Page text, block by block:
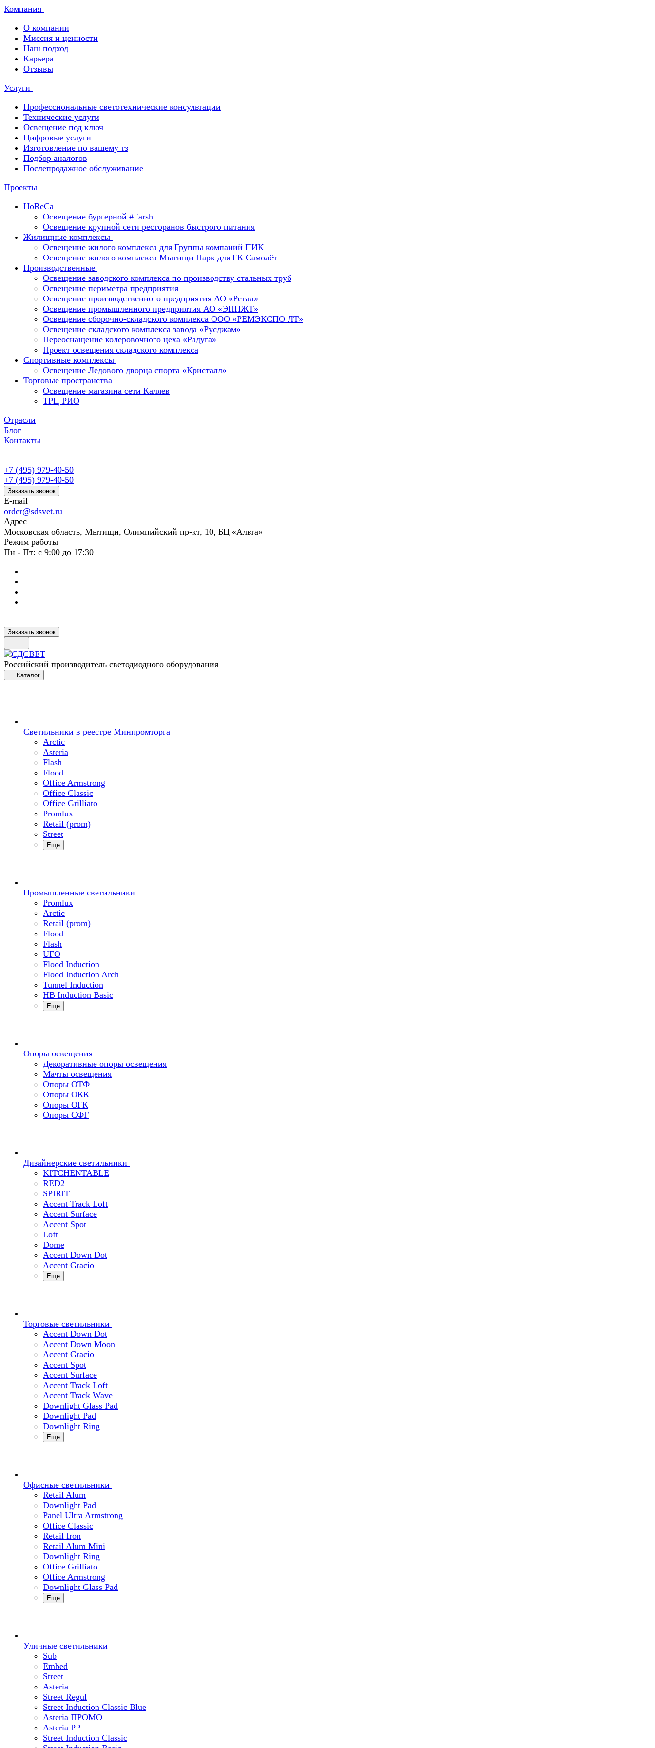
Компания
О компании
Миссия и ценности
Наш подход
Карьера
Отзывы
Услуги
Профессиональные светотехнические консультации
Технические услуги
Освещение под ключ
Цифровые услуги
Изготовление по вашему тз
Подбор аналогов
Послепродажное обслуживание
Проекты
HoReCa
Освещение бургерной #Farsh
Освещение крупной сети ресторанов быстрого питания
Жилищные комплексы
Освещение жилого комплекса для Группы компаний ПИК
Освещение жилого комплекса Мытищи Парк для ГК Самолёт
Производственные
Освещение заводского комплекса по производству стальных труб
Освещение периметра предприятия
Освещение производственного предприятия АО «Ретал»
Освещение промышленного предприятия АО «ЭППЖТ»
Освещение сборочно-складского комплекса ООО «РЕМЭКСПО ЛТ»
Освещение складского комплекса завода «Русджам»
Переоснащение колеровочного цеха «Радуга»
Проект освещения складского комплекса
Спортивные комплексы
Освещение Ледового дворца спорта «Кристалл»
Торговые пространства
Освещение магазина сети Каляев
ТРЦ РИО
Отрасли
Блог
Контакты
+7 (495) 979-40-50
+7 (495) 979-40-50
Заказать звонок
E-mail
order@sdsvet.ru
Адрес
Московская область, Мытищи, Олимпийский пр-кт, 10, БЦ «Альта»
Режим работы
Пн - Пт: с 9:00 до 17:30
Заказать звонок
Российский производитель светодиодного оборудования
Каталог
Светильники в реестре Минпромторга
Arctic
Asteria
Flash
Flood
Office Armstrong
Office Classic
Office Grilliato
Promlux
Retail (prom)
Street
Еще
Промышленные светильники
Promlux
Arctic
Retail (prom)
Flood
Flash
UFO
Flood Induction
Flood Induction Arch
Tunnel Induction
HB Induction Basic
Еще
Опоры освещения
Декоративные опоры освещения
Мачты освещения
Опоры ОТФ
Опоры ОКК
Опоры ОГК
Опоры СФГ
Дизайнерские светильники
KITCHENTABLE
RED2
SPIRIT
Accent Track Loft
Accent Surface
Accent Spot
Loft
Dome
Accent Down Dot
Accent Gracio
Еще
Торговые светильники
Accent Down Dot
Accent Down Moon
Accent Gracio
Accent Spot
Accent Surface
Accent Track Loft
Accent Track Wave
Downlight Glass Pad
Downlight Pad
Downlight Ring
Еще
Офисные светильники
Retail Alum
Downlight Pad
Panel Ultra Armstrong
Office Classic
Retail Iron
Retail Alum Mini
Downlight Ring
Office Grilliato
Office Armstrong
Downlight Glass Pad
Еще
Уличные светильники
Sub
Embed
Street
Asteria
Street Regul
Street Induction Classic Blue
Asteria ПРОМО
Asteria PP
Street Induction Classic